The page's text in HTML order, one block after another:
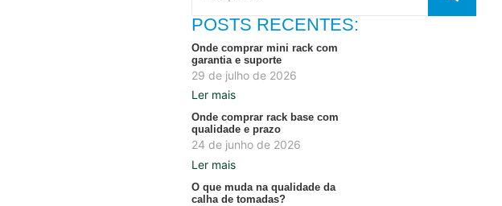
POSTS RECENTES:
Onde comprar mini rack com
garantia e suporte
29 de julho de 2026
Ler mais
Onde comprar rack base com
qualidade e prazo
24 de junho de 2026
Ler mais
O que muda na qualidade da
calha de tomadas?